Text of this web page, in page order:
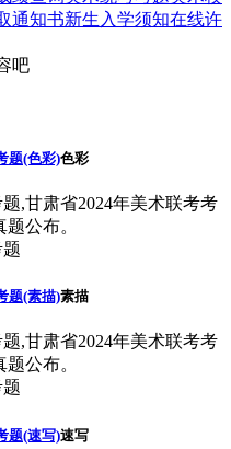
通知书新生入学须知在线许
吧
题(色彩)色彩
,甘肃省2024年美术联考考
公布。
题(素描)素描
,甘肃省2024年美术联考考
公布。
题(速写)速写